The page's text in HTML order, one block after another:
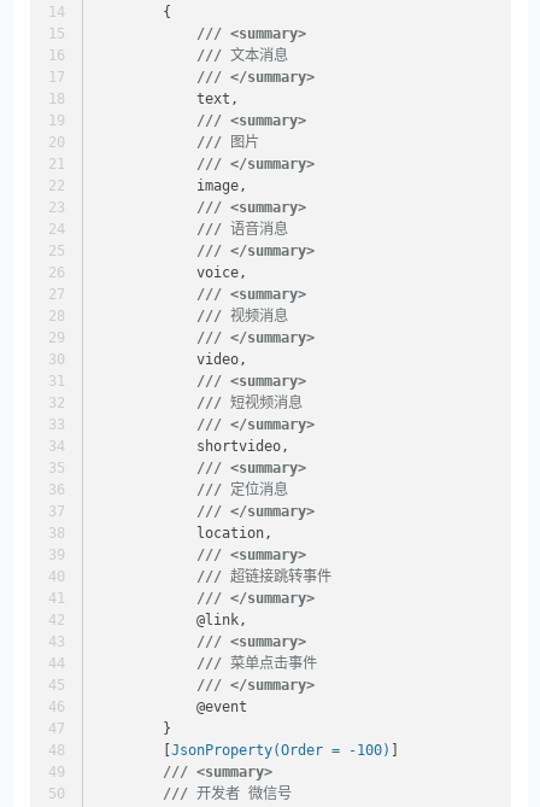
        {
/// <summary>
/// 文本消息
/// </summary>
            text,
/// <summary>
/// 图片
/// </summary>
            image,
/// <summary>
/// 语音消息
/// </summary>
            voice,
/// <summary>
/// 视频消息
/// </summary>
            video,
/// <summary>
/// 短视频消息
/// </summary>
            shortvideo,
/// <summary>
/// 定位消息
/// </summary>
            location,
/// <summary>
/// 超链接跳转事件
/// </summary>
            @link,
/// <summary>
/// 菜单点击事件
/// </summary>
            @event
        }
        [
JsonProperty(Order = -100) ]
/// <summary>
/// 开发者 微信号